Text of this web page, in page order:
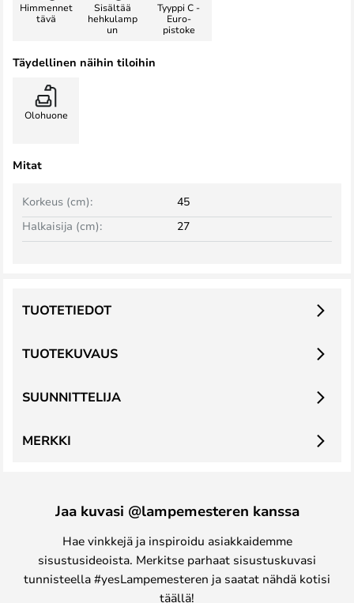
Himmennet
tävä
Sisältää
hehkulamp
un
Tyyppi C -
Euro-
pistoke
Täydellinen näihin tiloihin
Olohuone
Mitat
Korkeus (cm):
45
Halkaisija (cm):
27
TUOTEKUVAUS
TUOTETIEDOT
SUUNNITTELIJA
MERKKI
Jaa kuvasi @lampemesteren kanssa
Hae vinkkejä ja inspiroidu asiakkaidemme
sisustusideoista. Merkitse parhaat sisustuskuvasi
tunnisteella #yesLampemesteren ja saatat nähdä kotisi
täällä!